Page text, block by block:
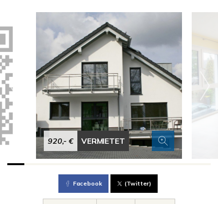
920,- € VERMIETET
Facebook (Twitter)